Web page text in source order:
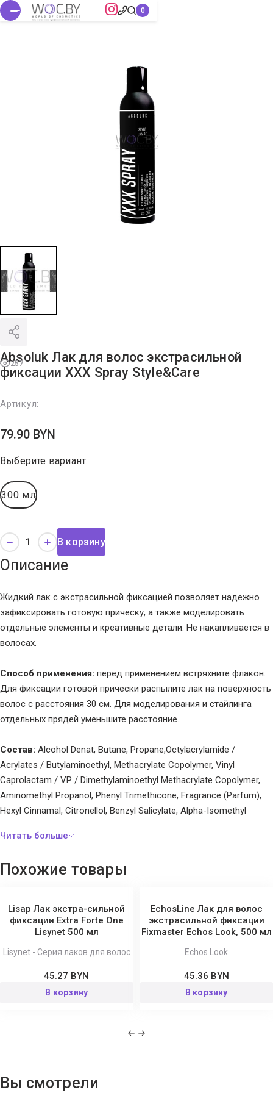
257
Absoluk Лак для волос экстрасильной
фиксации XXX Spray Style&Care
Артикул:
79.90 BYN
Выберите вариант:
300 мл
В корзину
Описание
Жидкий лак с экстрасильной фиксацией позволяет надежно
зафиксировать готовую прическу, а также моделировать
отдельные элементы и креативные детали. Не накапливается в
волосах.
Способ применения: перед применением встряхните флакон.
Для фиксации готовой прически распылите лак на поверхность
волос с расстояния 30 см. Для моделирования и стайлинга
отдельных прядей уменьшите расстояние.
Состав: Alcohol Denat, Butane, Propane,Octylacrylamide /
Acrylates / Butylaminoethyl, Methacrylate Copolymer, Vinyl
Caprolactam / VP / Dimethylaminoethyl Methacrylate Copolymer,
Aminomethyl Propanol, Phenyl Trimethicone, Fragrance (Parfum),
Hexyl Cinnamal, Citronellol, Benzyl Salicylate, Alpha-Isomethyl
Похожие товары
Lisap Лак экстра-сильной
фиксации Extra Forte One
Lisynet 500 мл
Lisynet - Серия лаков для волос
45.27 BYN
В корзину
EchosLine Лак для волос
экстрасильной фиксации
Fixmaster Echos Look, 500 мл
Echos Look
45.36 BYN
В корзину
Вы смотрели